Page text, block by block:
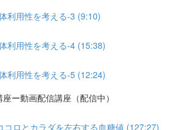
利用性を考える-3 (9:10)
利用性を考える-4 (15:38)
利用性を考える-5 (12:24)
ー動画配信講座（配信中）
ロとカラダを左右する血糖値 (127:27)